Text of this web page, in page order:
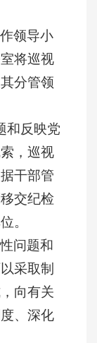
领导小
将巡视
分管领
和反映党
，巡视
干部管
交纪检
。
问题和
采取制
向有关
、深化